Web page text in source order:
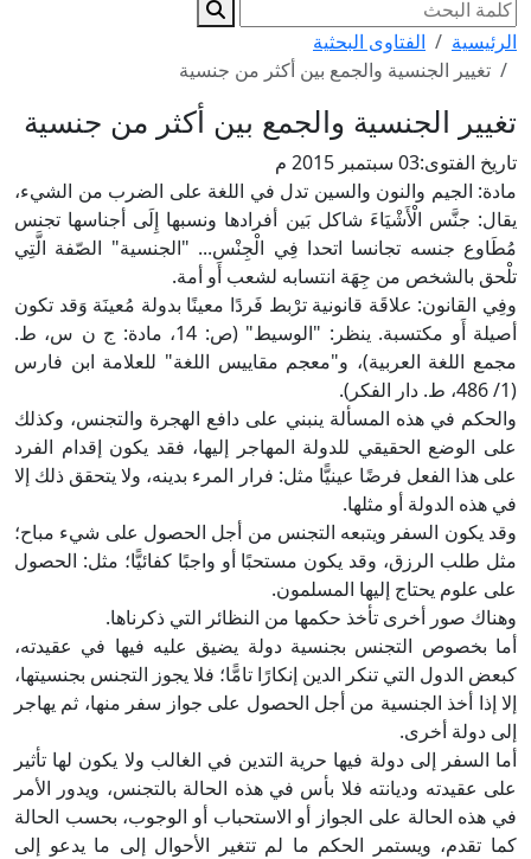
الرئيسية
الفتاوى البحثية
تغيير الجنسية والجمع بين أكثر من جنسية
تغيير الجنسية والجمع بين أكثر من جنسية
تاريخ الفتوى:03 سبتمبر 2015 م
مادة: الجيم والنون والسين تدل في اللغة على الضرب من الشيء،
يقال: جنَّس الْأَشْيَاءَ شاكل بَين أفرادها ونسبها إِلَى أجناسها تجنس
مُطَاوع جنسه تجانسا اتحدا فِي الْجِنْس... "الجنسية" الصّفة الَّتِي
تلْحق بالشخص من جِهَة انتسابه لشعب أَو أمة.
وفِي القانون: علاقَة قانونية ترْبط فَردًا معينًا بدولة مُعينَة وَقد تكون
أصيلة أَو مكتسبة. ينظر: "الوسيط" (ص: 14، مادة: ج ن س، ط.
مجمع اللغة العربية)، و"معجم مقاييس اللغة" للعلامة ابن فارس
(1/ 486، ط. دار الفكر).
والحكم في هذه المسألة ينبني على دافع الهجرة والتجنس، وكذلك
على الوضع الحقيقي للدولة المهاجر إليها، فقد يكون إقدام الفرد
على هذا الفعل فرضًا عينيًّا مثل: فرار المرء بدينه، ولا يتحقق ذلك إلا
في هذه الدولة أو مثلها.
وقد يكون السفر ويتبعه التجنس من أجل الحصول على شيء مباح؛
مثل طلب الرزق، وقد يكون مستحبًا أو واجبًا كفائيًّا؛ مثل: الحصول
على علوم يحتاج إليها المسلمون.
وهناك صور أخرى تأخذ حكمها من النظائر التي ذكرناها.
أما بخصوص التجنس بجنسية دولة يضيق عليه فيها في عقيدته،
كبعض الدول التي تنكر الدين إنكارًا تامًّا؛ فلا يجوز التجنس بجنسيتها،
إلا إذا أخذ الجنسية من أجل الحصول على جواز سفر منها، ثم يهاجر
إلى دولة أخرى.
أما السفر إلى دولة فيها حرية التدين في الغالب ولا يكون لها تأثير
على عقيدته وديانته فلا بأس في هذه الحالة بالتجنس، ويدور الأمر
في هذه الحالة على الجواز أو الاستحباب أو الوجوب، بحسب الحالة
كما تقدم، ويستمر الحكم ما لم تتغير الأحوال إلى ما يدعو إلى